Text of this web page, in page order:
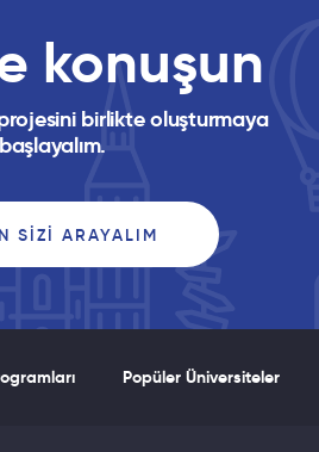
konuşun
birlikte oluşturmaya
başlayalım.
SIZI ARAYALIM
Popüler Üniversiteler